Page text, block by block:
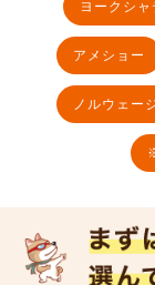
ヨークシャ
アメショー
ノルウェー